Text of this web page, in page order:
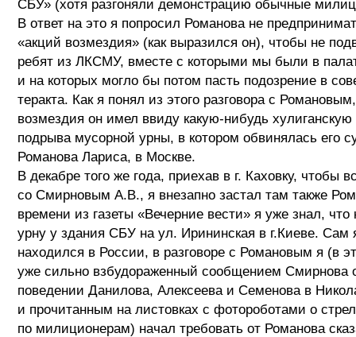
СБУ» (хотя разгоняли демонстрацию обычные
В ответ на это я попросил Романова не
«акций возмездия» (как выразился он), чтобы не
ребят из ЛКСМУ, вместе с которыми мы были в
и на которых могло бы потом пасть подозрение в
теракта. Как я понял из этого разговора с
возмездия он имел ввиду какую-нибудь хулиганскую
подрыва мусорной урны, в котором обвинялась его
Романова Лариса, в Москве.
В декабре того же года, приехав в г. Каховку, чтобы
со Смирновым А.В., я внезапно застал там также
времени из газеты «Вечерние вести» я уже знал, что
урну у здания СБУ на ул. Ирининская в г.Киеве. Сам
находился в России, в разговоре с Романовым я (в
уже сильно взбудораженный сообщением Смирнова
поведении Данилова, Алексеева и Семенова в
и прочитанным на листовках с фотороботами о
по милиционерам) начал требовать от Романова